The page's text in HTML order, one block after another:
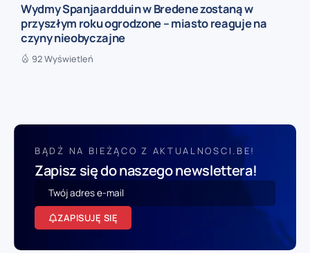
Wydmy Spanjaardduin w Bredene zostaną w
przyszłym roku ogrodzone – miasto reaguje na
czyny nieobyczajne
92 Wyświetleń
BĄDŹ NA BIEŻĄCO Z AKTUALNOSCI.BE!
Zapisz się do naszego newslettera!
ZAPISUJĘ SIĘ